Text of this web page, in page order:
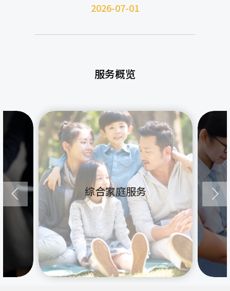
2026-07-01
服务概览
综合家庭服务